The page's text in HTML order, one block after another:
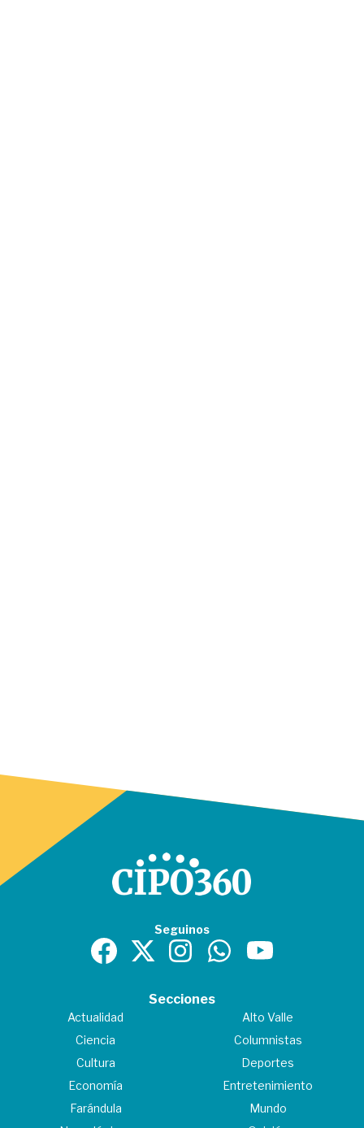
Seguinos
Secciones
Actualidad
Alto Valle
Ciencia
Columnistas
Cultura
Deportes
Economía
Entretenimiento
Farándula
Mundo